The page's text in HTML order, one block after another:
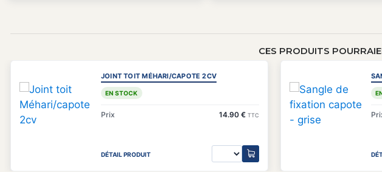
CES PRODUITS
JOINT TOIT MÉHARI/CAPOTE 2CV
EN STOCK
Prix 14.90 € TTC
DÉTAIL PRODUIT